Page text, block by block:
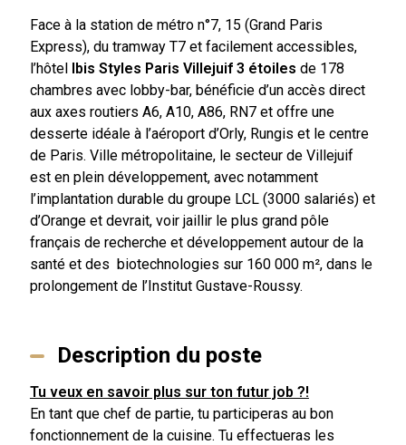
Face à la station de métro n°7, 15 (Grand Paris
Express), du tramway T7 et facilement accessibles,
l’hôtelIbis Styles Paris Villejuif 3 étoiles de 178
chambres avec lobby-bar, bénéficie d’un accès direct
aux axes routiers A6, A10, A86, RN7 et offre une
desserte idéale à l’aéroport d’Orly, Rungis et le centre
de Paris. Ville métropolitaine, le secteur de Villejuif
est en plein développement, avec notamment
l’implantation durable du groupe LCL (3000 salariés) et
d’Orange et devrait, voir jaillir le plus grand pôle
français de recherche et développement autour de la
santé et des biotechnologies sur 160 000 m², dans le
prolongement de l’Institut Gustave-Roussy.
Description du poste
Tu veux en savoir plus sur ton futur job ?!
En tant que chef de partie, tu participeras au bon
fonctionnement de la cuisine. Tu effectueras les